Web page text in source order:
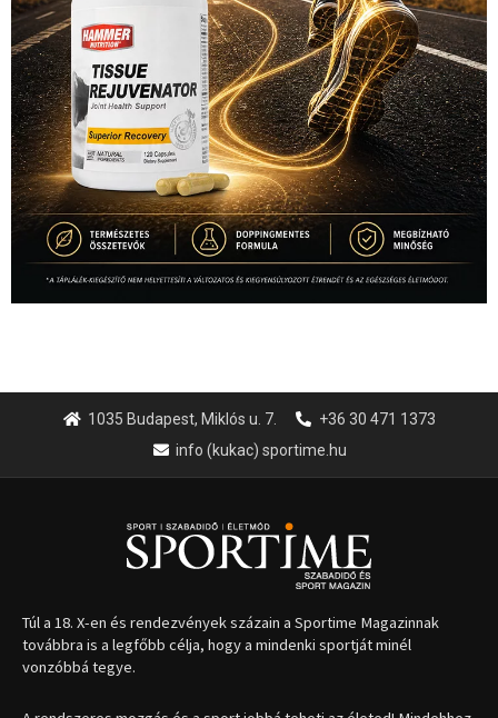
1035 Budapest, Miklós u. 7.
+36 30 471 1373
info (kukac) sportime.hu
Túl a 18. X-en és rendezvények százain a Sportime Magazinnak
továbbra is a legfőbb célja, hogy a mindenki sportját minél
vonzóbbá tegye.